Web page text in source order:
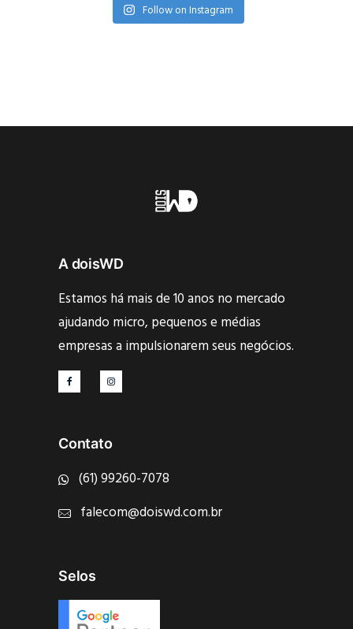
Follow on Instagram
A doisWD
Estamos há mais de 10 anos no mercado
ajudando micro, pequenos e médias
empresas a impulsionarem seus negócios.
Contato
(61) 99260-7078
falecom@doiswd.com.br
Selos